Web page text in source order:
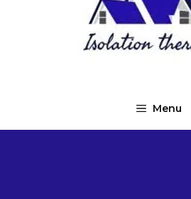
Menu